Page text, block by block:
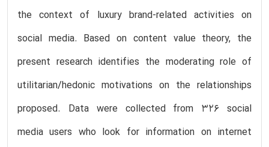
the context of luxury brand-related activities on
social media. Based on content value theory, the
present research identifies the moderating role of
utilitarian/hedonic motivations on the relationships
proposed. Data were collected from 326 social
media users who look for information on internet